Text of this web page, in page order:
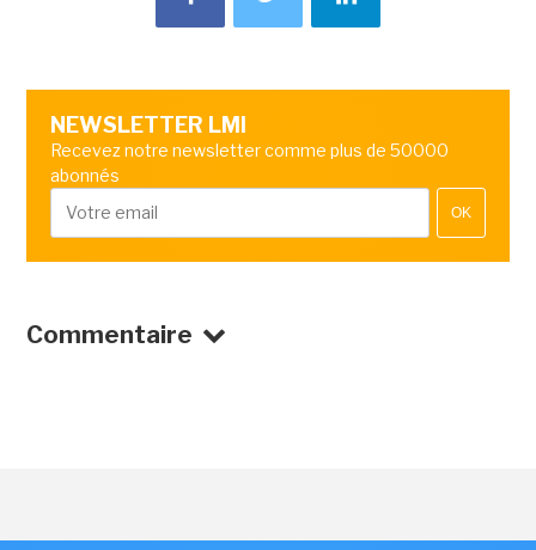
NEWSLETTER LMI
Recevez notre newsletter comme plus de 50000
abonnés
OK
Commentaire